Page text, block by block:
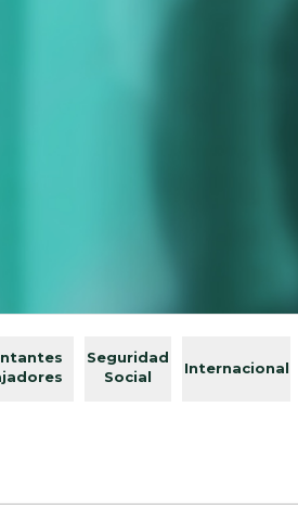
Seguridad
Social
Internacional